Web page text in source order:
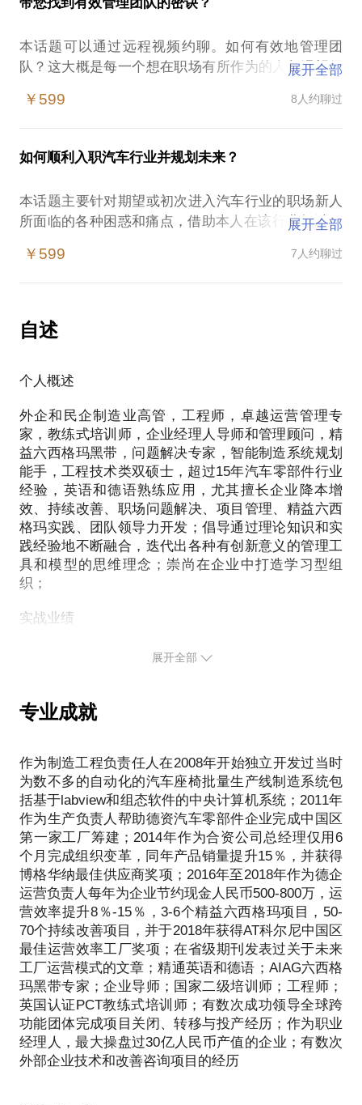
举例来说，工厂运营效率的改善属于成就制造业卓越
运营的关键内容之一。一般制造业工厂的效率改善方
法大多会开始于讨论生产是釆用计件制还是计时制，
终。而如果我们应用运营效率提升的多维模型，即从
员效率改善和产值评估几个维度逐层挖掘工厂的生产
运营效益，然后结合标准工时的持续改善，周需求的
化运营系统的应用，一流的世界级运营效率系统将得
获得AT科尔尼中国区最佳运营效率奖。
120分钟的谈话中，内容主要包括：
- 制造业卓越运营使命和管理模型；
- 世界级运营效率多维体系；
- 财务报表和卓越运营绩效的关系；
- 各部门降本增效改善决窍；
- 三个学员感兴趣的相关问题；
通过学习和交流，本话题将帮助学员打开思路，达成
个人和团队在工作中的整体绩效表现，帮助企业走向
永续经营之路！
题、产品质量问题、工艺过程问题以及制造成本问题
统性方法、技能模形以及教练工具等。
本人在企业问题解决方面的内容涉及企业日常的方方
事会要求开拓新客户的市场策略下，通过目标客户特
营销和项目，将工厂缺失的制造工程部补齐，将人事
行政财务部拆分为人力资源与财务两个部门，进行了
组织变革，6个月内成功锁定两大客户和4千万新定
单。也有小到单个客户质量投诉处理的问题解决，如
鱼骨图的归因分析，最终三天内快速锁定根本原因，
将内外部损失控制在最小范围之内。
在60-120分钟的问题解决话题中，包括的内容有：
- 团队管理之实用教练技术；
- 问题解决之管理模型解决法；
- 复杂问题解决之精益六西格玛技术；
- 三个学员感兴趣的问题解答演练；
无论您有哪个层面和维度的困惑，都可以通过线上提
问、线上和线下的约聊来获得不同程度地解答。此
外，个人和团体的长期辅导或企业资询项目都可以按
本话题可以通过远程视频约聊。如何有效地管理团
队？这大概是每一个想在职场有所作为的人都渴望得
法完成职场进阶？技术好手渴望成为技术主管但屡次
策？人心散了，队伍不好带？本来是下属干的活，管
理者自己却不得不加班完成？个人绩效狂魔，团队绩
法？以上，都是我们因为自己无法有效管理团队所面
临的局！学习和改变是我们唯一的选择！
自己对有效管理的独道见解，可以帮助有困惑的你一
变革的难度是极度困难的局面。因为最基本的金钱刺
激法则无法获批使用，而目标却从未降低。笔者采取
一系列的管理措施，不同的激励手段，在6个月之内就
成功完成了组织变革，团队精神面貌也脱胎换骨。当
时的每一位团队核心成员至今都己成长为企业的中高
级管理人员。
在60-120分钟的线上线下讨论中，你将收获：
1. 几个有效开展团队管理相关评估工具
2. 几种带领团队必备的教练技术
3. 掌握影响团队管理有效性的8大障碍及解决方法
4. 获得不同场景的实战案例
悉。此外，如果你感兴趣，我会从非人力资源管理者
为了成就一个在未来团队管理中更好的你，来约我
展开全部
￥599 8人约聊过
如何顺利入职汽车行业并规划未来？
本话题主要针对期望或初次进入汽车行业的职场新人
所面临的各种困惑和痛点，借助本人在该行业超过15
成就未来！核心内容包括：
- 了解汽车行业必备的知识和技能；
- 行业资源分享和推荐；
展开全部
￥599 7人约聊过
自述
个人概述
外企和民企制造业高管，工程师，卓越运营管理专
家，教练式培训师，企业经理人导师和管理顾问，精
益六西格玛黑带，问题解决专家，智能制造系统规划
能手，工程技术类双硕士，超过15年汽车零部件行业
经验，英语和德语熟练应用，尤其擅长企业降本增
效、持续改善、职场问题解决、项目管理、精益六西
格玛实践、团队领导力开发；倡导通过理论知识和实
践经验地不断融合，迭代出各种有创新意义的管理工
具和模型的思维理念；崇尚在企业中打造学习型组
织；
实战业绩
策划和开发过基于labview和组态软件的制造执行系
划、节拍平衡、系统防错、零件追溯、产能规划、工
艺流程、人机工程、安全防护、文件管理、目视管
富的实践经验；有过一次完整的工厂筹建经历；有过
二次完整的工厂搬迁经历；有一次作为总经理成功实
施组织变革的经历；有在中德合资、中英合资、民
营、美资、德资等不同性质、不同文化和不同环境的
公司作为团队成员或领导团队成功完成各类复杂顶目
的经验及lessons learned;作为一名工厂运营背景的职
业经理人，也成功管理过营销和研发团队，开创过全
新的企业局面；从担任企业高管至今，每年主导企业
各类成本优化项目数十个，累计节约成本近三千万；
带领团队获得过博格华纳2014年最佳供应商奖项；带
领团队获得过AT科尔尼2018年中国区最佳运营效率奖
项；辅导过的最大单个六西玛项目年节约金融近两百
万；近几年一直担任企业兼职经理人导师，负责一对
一的经理人培养；操盘过的企业最大产值为30亿人民
展开全部
专业成就
作为制造工程负责任人在2008年开始独立开发过当时
为数不多的自动化的汽车座椅批量生产线制造系统包
括基于labview和组态软件的中央计算机系统；2011年
作为生产负责人帮助德资汽车零部件企业完成中国区
第一家工厂筹建；2014年作为合资公司总经理仅用6
个月完成组织变革，同年产品销量提升15％，并获得
博格华纳最佳供应商奖项；2016年至2018年作为德企
运营负责人每年为企业节约现金人民币500-800万，运
营效率提升8％-15％，3-6个精益六西格玛项目，50-
70个持续改善项目，并于2018年获得AT科尔尼中国区
最佳运营效率工厂奖项；在省级期刊发表过关于未来
工厂运营模式的文章；精通英语和德语；AIAG六西格
玛黑带专家；企业导师；国家二级培训师；工程师；
英国认证PCT教练式培训师；有数次成功领导全球跨
功能团体完成项目关闭、转移与投产经历；作为职业
经理人，最大操盘过30亿人民币产值的企业；有数次